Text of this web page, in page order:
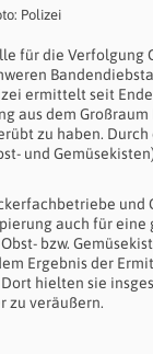
Polizei
für die Verfolgung
ermittelt seit
dem Großraum
zu haben.
und
und
auch für
bzw.
Ergebnis der
hielten sie
zu veräußern.